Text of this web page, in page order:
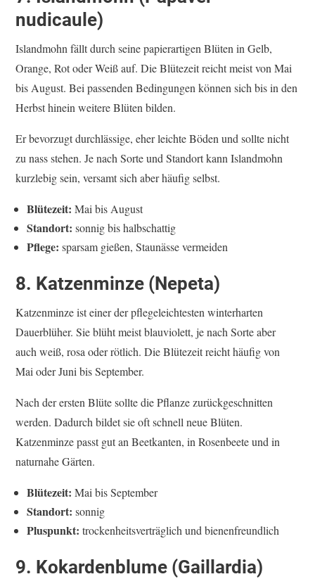
nudicaule)
Islandmohn fällt durch seine papierartigen Blüten in Gelb,
Orange, Rot oder Weiß auf. Die Blütezeit reicht meist von Mai
bis August. Bei passenden Bedingungen können sich bis in den
Herbst hinein weitere Blüten bilden.
Er bevorzugt durchlässige, eher leichte Böden und sollte nicht
zu nass stehen. Je nach Sorte und Standort kann Islandmohn
kurzlebig sein, versamt sich aber häufig selbst.
Blütezeit: Mai bis August
Standort: sonnig bis halbschattig
Pflege: sparsam gießen, Staunässe vermeiden
8. Katzenminze (Nepeta)
Katzenminze ist einer der pflegeleichtesten winterharten
Dauerblüher. Sie blüht meist blauviolett, je nach Sorte aber
auch weiß, rosa oder rötlich. Die Blütezeit reicht häufig von
Mai oder Juni bis September.
Nach der ersten Blüte sollte die Pflanze zurückgeschnitten
werden. Dadurch bildet sie oft schnell neue Blüten.
Katzenminze passt gut an Beetkanten, in Rosenbeete und in
naturnahe Gärten.
Blütezeit: Mai bis September
Standort: sonnig
Pluspunkt: trockenheitsverträglich und bienenfreundlich
9. Kokardenblume (Gaillardia)